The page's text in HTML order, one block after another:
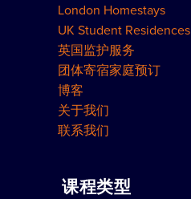
London Homestays
UK Student Residences
英国监护服务
团体寄宿家庭预订
博客
关于我们
联系我们
课程类型